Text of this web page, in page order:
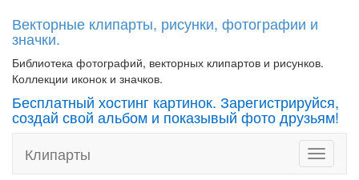
Векторные клипарты, рисунки, фотографии и
значки.
Библиотека фотографий, векторных клипартов и рисунков.
Коллекции иконок и значков.
Бесплатный хостинг картинок. Зарегистрируйся,
создай свой альбом и показывый фото друзьям!
Toggle
Клипарты